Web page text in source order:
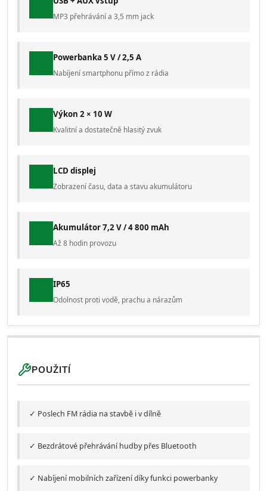
MP3 přehrávání a 3,5 mm jack
Powerbanka 5 V / 2,5 A
Nabíjení smartphonu přímo z rádia
Výkon 2 × 10 W
Kvalitní a dostatečně hlasitý zvuk
LCD displej
Zobrazení času, data a stavu akumulátoru
Akumulátor 7,2 V / 4 800 mAh
Až 8 hodin provozu
IP65
Odolnost proti vodě, prachu a nárazům
POUŽITÍ
✓ Poslech FM rádia na stavbě i v dílně
✓ Bezdrátové přehrávání hudby přes Bluetooth
✓ Nabíjení mobilních zařízení díky funkci powerbanky